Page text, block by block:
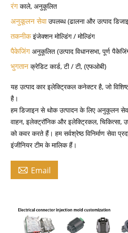
रंगकाले, अनुकूलित
अनुकूलन सेवाउपलब्ध (ढालना और उत्पाद
तकनीकइंजेक्शन मोल्डिंग / मोल्डिंग
पैकेजिंगअनुकूलित (उत्पाद विधानसभा, पूर्ण
भुगतानक्रेडिट कार्ड, टी / टी, (एफओबी)
यह उत्पाद कार इलेक्ट्रिकल कनेक्टर है, जो
है।
हम डिजाइन से थोक उत्पादन के लिए अनुकूलन
वाहन, इलेक्ट्रॉनिक और इलेक्ट्रिकल, चिकित्सा,
को कवर करते हैं। हम सर्वश्रेष्ठ विनिर्माण सेवा
इंजीनियर टीम के मालिक हैं।
 Email